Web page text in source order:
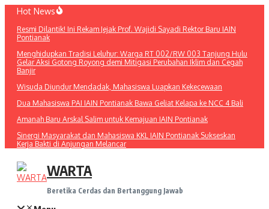
Lewati
konten
Hot News
Resmi Dilantik! Ini Rekam Jejak Prof. Wajidi Sayadi Rektor Baru IAIN
Pontianak
Menghidupkan Tradisi Leluhur: Warga RT 002/RW 003 Tanjung Hulu
Gelar Aksi Gotong Royong demi Mitigasi Perubahan Iklim dan Cegah
Banjir
Wisuda Diundur Mendadak, Mahasiswa Luapkan Kekecewaan
Dua Mahasiswa PAI IAIN Pontianak Bawa Geliat Kelapa ke NCC 4 Bali
Amanah Baru Arskal Salim untuk Kemajuan IAIN Pontianak
Sinergi Masyarakat dan Mahasiswa KKL IAIN Pontianak Sukseskan
Kerja Bakti di Anjungan Melancar
WARTA
Beretika Cerdas dan Bertanggung Jawab